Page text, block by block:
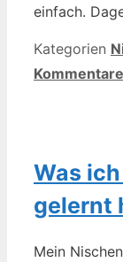
einfach.
Kategorien
Kommentare
Was
gelernt
Mein